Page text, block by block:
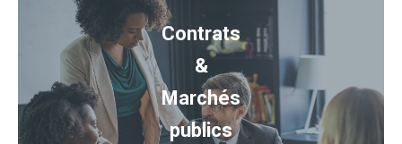
Contrats
&
Marchés
publics